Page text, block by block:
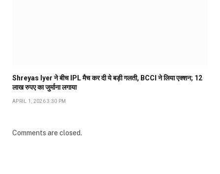
Shreyas Iyer ने बीच IPL मैच कर दी ये बड़ी गलती, BCCI ने लिया एक्शन; 12
लाख रुपए का जुर्माना लगाया
APRIL 1, 2026 3:30 PM
Comments are closed.